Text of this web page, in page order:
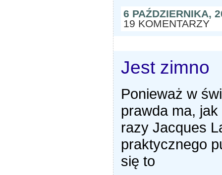
6 PAŹDZIERNIKA,
19 KOMENTARZY
Jest zimno
Ponieważ w
prawda ma, jak
razy Jacques
praktycznego
się to